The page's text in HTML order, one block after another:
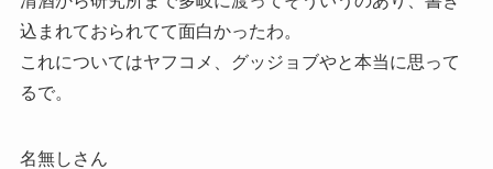
込まれておられてて面白かったわ。
これについてはヤフコメ、グッジョブやと本当に思って
るで。
名無しさん